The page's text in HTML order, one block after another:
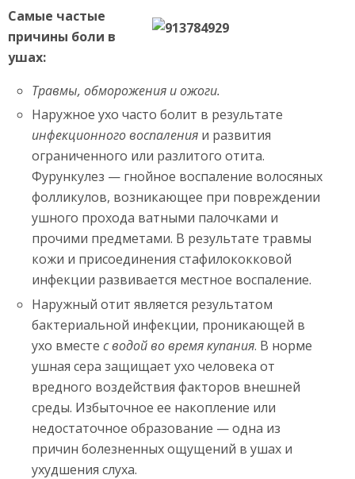
Самые частые
причины боли в
ушах:
Травмы, обморожения и ожоги.
Наружное ухо часто болит в результате
инфекционного воспаления и развития
ограниченного или разлитого отита.
Фурункулез — гнойное воспаление волосяных
фолликулов, возникающее при повреждении
ушного прохода ватными палочками и
прочими предметами. В результате травмы
кожи и присоединения стафилококковой
инфекции развивается местное воспаление.
Наружный отит является результатом
бактериальной инфекции, проникающей в
ухо вместес водой во время купания. В норме
ушная сера защищает ухо человека от
вредного воздействия факторов внешней
среды. Избыточное ее накопление или
недостаточное образование — одна из
причин болезненных ощущений в ушах и
ухудшения слуха.